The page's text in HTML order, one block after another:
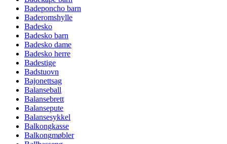
Badeponcho barn
Baderomshylle
Badesko
Badesko barn
Badesko dame
Badesko herre
Badestige
Badstuovn
Bajonettsag
Balanseball
Balansebrett
Balansepute
Balansesykkel
Balkongkasse
Balkongmøbler